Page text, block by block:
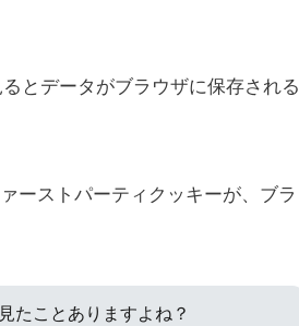
とデータがブラウザに保存される
ーストパーティクッキーが、ブラ
たことありますよね？